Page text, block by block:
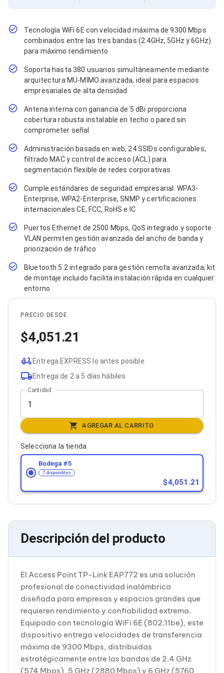
Jacks de Red
Conectores
Tapas y Cajas
Pinzas Ponchadoras
Probadores de Cable
Cortadoras de Cable
Protectores para Cables
Cables para Impresoras
Bobinas
Cableado Estructurado
Sujetadores de Cables
Cinchos
Adaptadores
Adaptadores PC
Adaptadores PC USB
Adaptadores PC Serial
Adaptadores PC SATA
Adaptadores PC IDE
Adaptadores PC Teclado
Bluetooth
Adaptadores Video
Adaptadores Video DisplayPort
Divisores de Video
Adaptadores Video HDMI
Extensores y Receptores de Vídeo
Adaptadores Video DVI
Adaptadores Video VGA / HD15
Repetidores USB
Adaptadores Audio AUX
Adaptadores Audio USB
Mouse
Mousepads
Teclados
Teclados Numéricos
Controles de Juego para PC
Accesorios para Servidores
Racks y Gabinetes
Charolas para Racks y Gabinetes
Cableado Estructurado para Servidores
Cables KVM
Fuentes de Poder
Soportes y Paneles
Sistemas Operativos para Servidores
Soportes de Datos
Ultrium
Discos Duros / SSD / NAS
Discos Duros Externos
Discos Duros para NAS
Discos Duros para Videovigilancia
Discos Duros para Servidores
Accesorios para SSD
Gabinetes para SSD
Almacenamiento MSA
Discos Duros Internos para PC
Discos Duros Internos para Laptop
Monitores
Tecnología WiFi 6E con velocidad máxima de 9300 Mbps
combinados entre las tres bandas (2.4GHz, 5GHz y 6GHz)
para máximo rendimiento
Soporta hasta 380 usuarios simultáneamente mediante
arquitectura MU-MIMO avanzada, ideal para espacios
empresariales de alta densidad
Antena interna con ganancia de 5 dBi proporciona
cobertura robusta instalable en techo o pared sin
comprometer señal
Administración basada en web, 24 SSIDs configurables,
filtrado MAC y control de acceso (ACL) para
segmentación flexible de redes corporativas
Cumple estándares de seguridad empresarial: WPA3-
Enterprise, WPA2-Enterprise, SNMP y certificaciones
internacionales CE, FCC, RoHS e IC
Puertos Ethernet de 2500 Mbps, QoS integrado y soporte
VLAN permiten gestión avanzada del ancho de banda y
priorización de tráfico
Bluetooth 5.2 integrado para gestión remota avanzada; kit
de montaje incluido facilita instalación rápida en cualquier
entorno
PRECIO DESDE
4,051.21
Entrega EXPRESS lo antes posible
Entrega de 2 a 5 días hábiles
Cantidad
AGREGAR AL CARRITO
Selecciona la tienda
Bodega #5
7 disponibles
4,051.21
Descripción del producto
El Access Point TP-Link EAP772 es una solución
profesional de conectividad inalámbrica
diseñada para empresas y espacios grandes que
requieren rendimiento y confiabilidad extrema.
Equipado con tecnología WiFi 6E (802.11be), este
dispositivo entrega velocidades de transferencia
máxima de 9300 Mbps, distribuidas
estratégicamente entre las bandas de 2.4 GHz
(574 Mbps), 5 GHz (2880 Mbps) y 6 GHz (5760